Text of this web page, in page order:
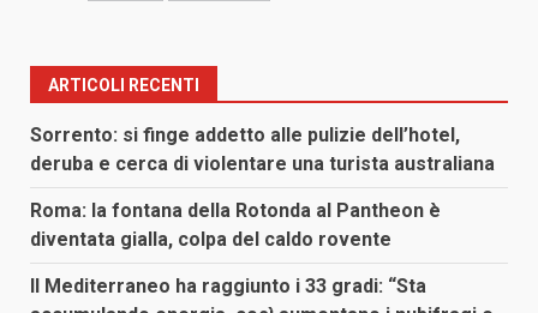
ARTICOLI RECENTI
Sorrento: si finge addetto alle pulizie dell’hotel,
deruba e cerca di violentare una turista australiana
Roma: la fontana della Rotonda al Pantheon è
diventata gialla, colpa del caldo rovente
Il Mediterraneo ha raggiunto i 33 gradi: “Sta